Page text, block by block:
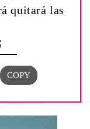
quitará las